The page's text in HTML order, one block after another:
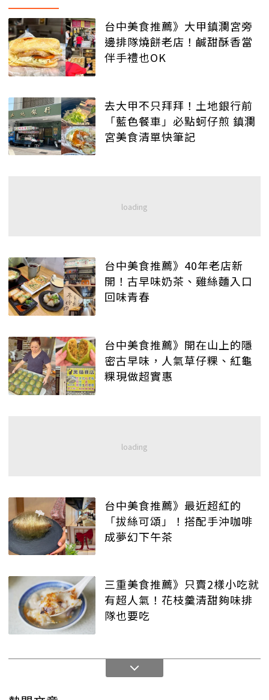
台中美食推薦》大甲鎮瀾宮旁
邊排隊燒餅老店！鹹甜酥香當
伴手禮也OK
去大甲不只拜拜！土地銀行前
「藍色餐車」必點蚵仔煎 鎮瀾
宮美食清單快筆記
台中美食推薦》40年老店新
開！古早味奶茶、雞絲麵入口
回味青春
台中美食推薦》開在山上的隱
密古早味，人氣草仔粿、紅龜
粿現做超實惠
台中美食推薦》最近超紅的
「拔絲可頌」！搭配手沖咖啡
成夢幻下午茶
三重美食推薦》只賣2樣小吃就
有超人氣！花枝羹清甜夠味排
隊也要吃